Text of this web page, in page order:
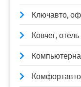
Ключавто,
Ковчег, отель